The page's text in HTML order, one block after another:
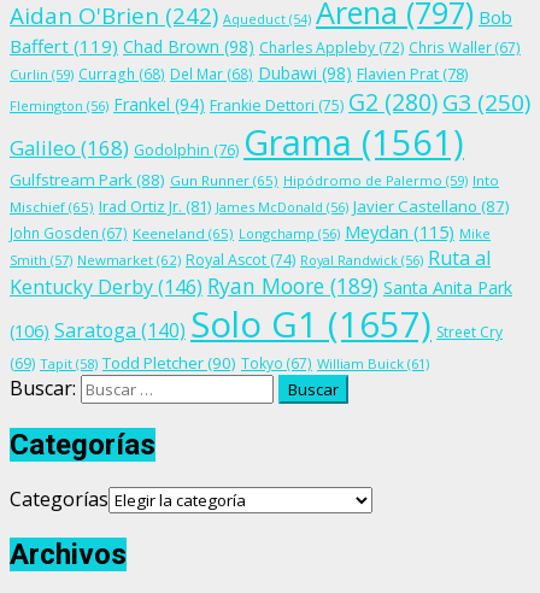
Aidan O'Brien (242) Aqueduct (54) Arena (797) Bob
Baffert (119) Chad Brown (98) Charles Appleby (72) Chris Waller(67)
Curlin (59) Curragh (68) Del Mar (68) Dubawi (98) Flavien Prat (78)
Flemington (56) Frankel (94) Frankie Dettori (75) G2 (280)G3 (250)
Galileo (168) Godolphin (76) Grama (1561)
Gulfstream Park(88) Gun Runner (65) Hipódromo de Palermo (59) Into
Mischief (65) Irad Ortiz Jr. (81) James McDonald (56) Javier Castellano (87)
John Gosden (67) Keeneland (65) Longchamp (56) Meydan (115) Mike
Smith (57) Newmarket (62) Royal Ascot (74) Royal Randwick (56) Ruta al
Kentucky Derby(146) Ryan Moore (189) Santa Anita Park
(106) Saratoga (140) Solo G1 (1657) Street Cry
(69) Tapit (58) Todd Pletcher(90) Tokyo (67) William Buick (61)
Buscar:
Categorías
Categorías
Archivos